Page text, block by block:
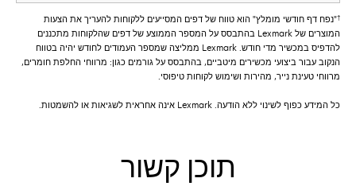
†"נפח דף חודשי מומלץ" הוא טווח של דפים המסייעים ללקוחות להעריך את הצעות
המוצרים של Lexmark בהתבסס על המספר הממוצע של דפים שהלקוחות מתכננים
להדפיס במכשיר מדי חודש. Lexmark ממליצה שמספר העמודים לחודש יהיה בטווח
הנקוב עבור ביצועי מכשירים מיטביים, בהתבסס על גורמים כגון: מרווחי החלפת חומרים,
מרווחי טעינת נייר, מהירות ושימוש לקוחות טיפוסי.
כל המידע כפוף לשינוי ללא הודעה. Lexmark אינה אחראית לשגיאות או להשמטות.
תוכן קשור